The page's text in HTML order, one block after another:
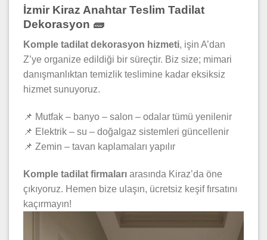
İzmir Kiraz Anahtar Teslim Tadilat
Dekorasyon 🧱
Komple tadilat dekorasyon hizmeti, işin A’dan
Z’ye organize edildiği bir süreçtir. Biz size; mimari
danışmanlıktan temizlik teslimine kadar eksiksiz
hizmet sunuyoruz.
📌 Mutfak – banyo – salon – odalar tümü yenilenir
📌 Elektrik – su – doğalgaz sistemleri güncellenir
📌 Zemin – tavan kaplamaları yapılır
Komple tadilat firmaları arasında Kiraz’da öne
çıkıyoruz. Hemen bize ulaşın, ücretsiz keşif fırsatını
kaçırmayın!